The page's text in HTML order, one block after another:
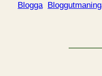
Blogga